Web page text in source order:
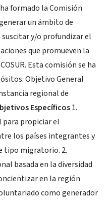
ha formado la Comisión
un ámbito de
y/o profundizar el
que promueven la
Esta comisión se ha
Objetivo General
regional de
Específicos1.
para propiciar el
los países integrantes y
tipo migratorio. 2.
basada en la diversidad
en la región
como generador